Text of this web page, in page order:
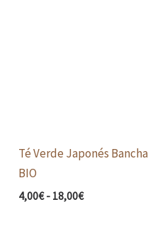
Té Verde Japonés Bancha
BIO
4,00€ - 18,00€